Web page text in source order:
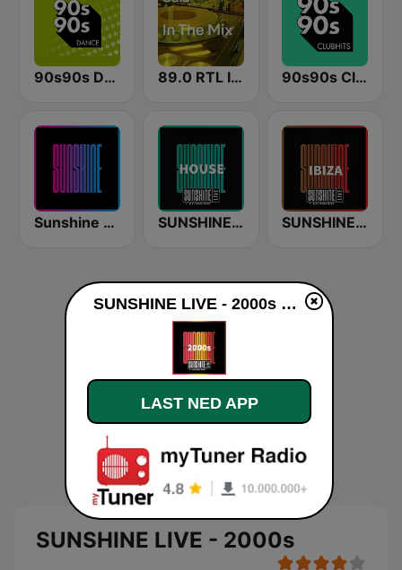
90s90s Dance 89.0 RTL In The Mix 90s90s Clubhits
Sunshine - Eurodance SUNSHINE LIVE - House SUNSHINE LIVE - Ibiza
SUNSHINE LIVE - 2000s
SUNSHINE LIVE - 2000s direkte
LAST NED APP